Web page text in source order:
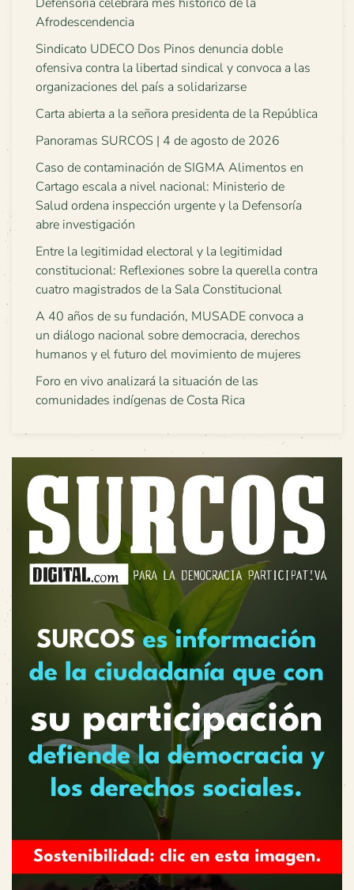
Afrodescendencia
Sindicato UDECO Dos Pinos denuncia doble
ofensiva contra la libertad sindical y convoca a las
organizaciones del país a solidarizarse
Carta abierta a la señora presidenta de la República
Panoramas SURCOS | 4 de agosto de 2026
Caso de contaminación de SIGMA Alimentos en
Cartago escala a nivel nacional: Ministerio de
Salud ordena inspección urgente y la Defensoría
abre investigación
Entre la legitimidad electoral y la legitimidad
constitucional: Reflexiones sobre la querella contra
cuatro magistrados de la Sala Constitucional
A 40 años de su fundación, MUSADE convoca a
un diálogo nacional sobre democracia, derechos
humanos y el futuro del movimiento de mujeres
Foro en vivo analizará la situación de las
comunidades indígenas de Costa Rica